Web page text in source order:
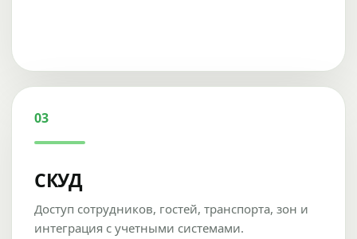
03
СКУД
Доступ сотрудников, гостей, транспорта, зон и
интеграция с учетными системами.